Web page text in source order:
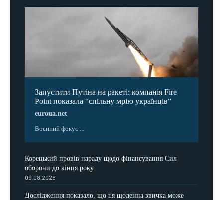
Запустити Путіна на ракеті: компанія Fire
Point показала “спільну мрію українців”
euroua.net
Воєнний фокус ...
Корецький провів нараду щодо фінансування Сил
оборони до кінця року
09.08.2026
Дослідження показало, що ця щоденна звичка може